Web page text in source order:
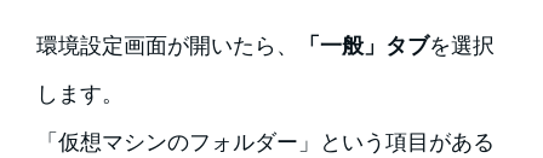
環境設定画面が開いたら、 「一般」タブを選択
します。
「仮想マシンのフォルダー」という項目がある